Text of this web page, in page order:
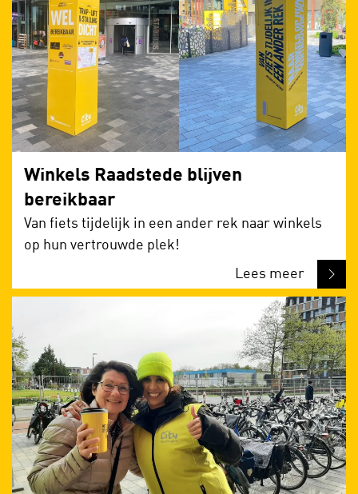
Winkels Raadstede blijven
bereikbaar
Van fiets tijdelijk in een ander rek naar winkels
op hun vertrouwde plek!
Lees meer